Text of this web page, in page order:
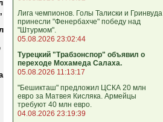
Лига чемпионов. Голы Талиски и Гринвуда
принесли "Фенербахче" победу над
"Штурмом".
05.08.2026 23:02:44
Турецкий "Трабзонспор" объявил о
переходе Мохамеда Салаха.
05.08.2026 11:13:17
"Бешикташ" предложил ЦСКА 20 млн
евро за Матвея Кисляка. Армейцы
требуют 40 млн евро.
04.08.2026 23:19:39